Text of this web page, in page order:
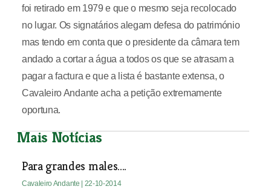
foi retirado em 1979 e que o mesmo seja recolocado
no lugar. Os signatários alegam defesa do património
mas tendo em conta que o presidente da câmara tem
andado a cortar a água a todos os que se atrasam a
pagar a factura e que a lista é bastante extensa, o
Cavaleiro Andante acha a petição extremamente
oportuna.
Mais Notícias
Para grandes males....
Cavaleiro Andante | 22-10-2014